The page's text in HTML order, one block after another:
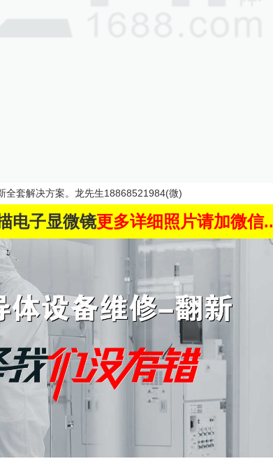
全套解决方案。龙先生18868521984(微)
电子显微镜更多详细照片请加微信..